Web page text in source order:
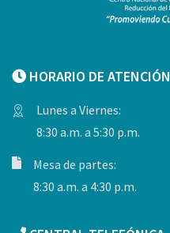
HORARIO DE ATENCIÓN
Lunes a Viernes:
8:30 a.m. a 5:30 p.m.
Mesa de partes:
8:30 a.m. a 4:30 p.m.